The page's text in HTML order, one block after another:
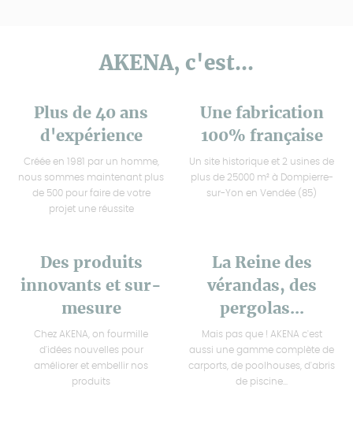
AKENA, c'est...
Plus de 40 ans
d'expérience
Créée en 1981 par un homme,
nous sommes maintenant plus
de 500 pour faire de votre
projet une réussite
Une fabrication
100% française
Un site historique et 2 usines de
plus de 25000 m² à Dompierre-
sur-Yon en Vendée (85)
Des produits
innovants et sur-
mesure
Chez AKENA, on fourmille
d'idées nouvelles pour
améliorer et embellir nos
produits
La Reine des
vérandas, des
pergolas...
Mais pas que ! AKENA c'est
aussi une gamme complète de
carports, de poolhouses, d'abris
de piscine...